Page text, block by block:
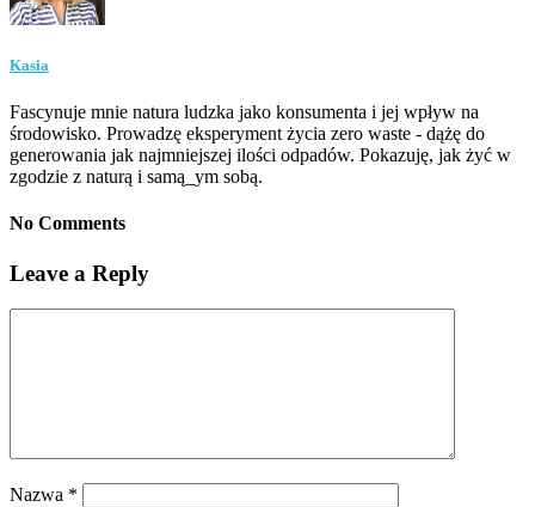
Kasia
Fascynuje mnie natura ludzka jako konsumenta i jej wpływ na
środowisko. Prowadzę eksperyment życia zero waste - dążę do
generowania jak najmniejszej ilości odpadów. Pokazuję, jak żyć w
zgodzie z naturą i samą_ym sobą.
No Comments
Leave a Reply
Nazwa *